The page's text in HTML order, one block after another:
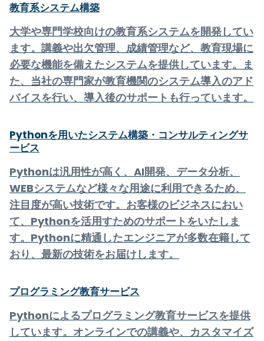
教育系システム構築
大学や専門学校向けの教育系システムを開発してい
ます。講義や出欠管理、成績管理など、教育現場に
必要な機能を備えたシステムを提供しています。ま
た、当社の専門家が教育機関のシステム導入のアド
バイスを行い、導入後のサポートも行っています。
Pythonを用いたシステム構築・コンサルティングサ
ービス
Pythonは汎用性が高く、AI開発、データ分析、
WEBシステムなど様々な用途に利用できるため、
注目度が高い技術です。お客様のビジネスにおい
て、Pythonを活用すためのサポートをいたしま
す。Pythonに精通したエンジニアが多数在籍して
おり、最新の技術をお届けします。
プログラミング教育サービス
Pythonによるプログラミング教育サービスを提供
しています。オンラインでの講義や、カスタマイズ